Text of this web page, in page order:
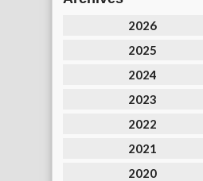
2026
2025
2024
2023
2022
2021
2020